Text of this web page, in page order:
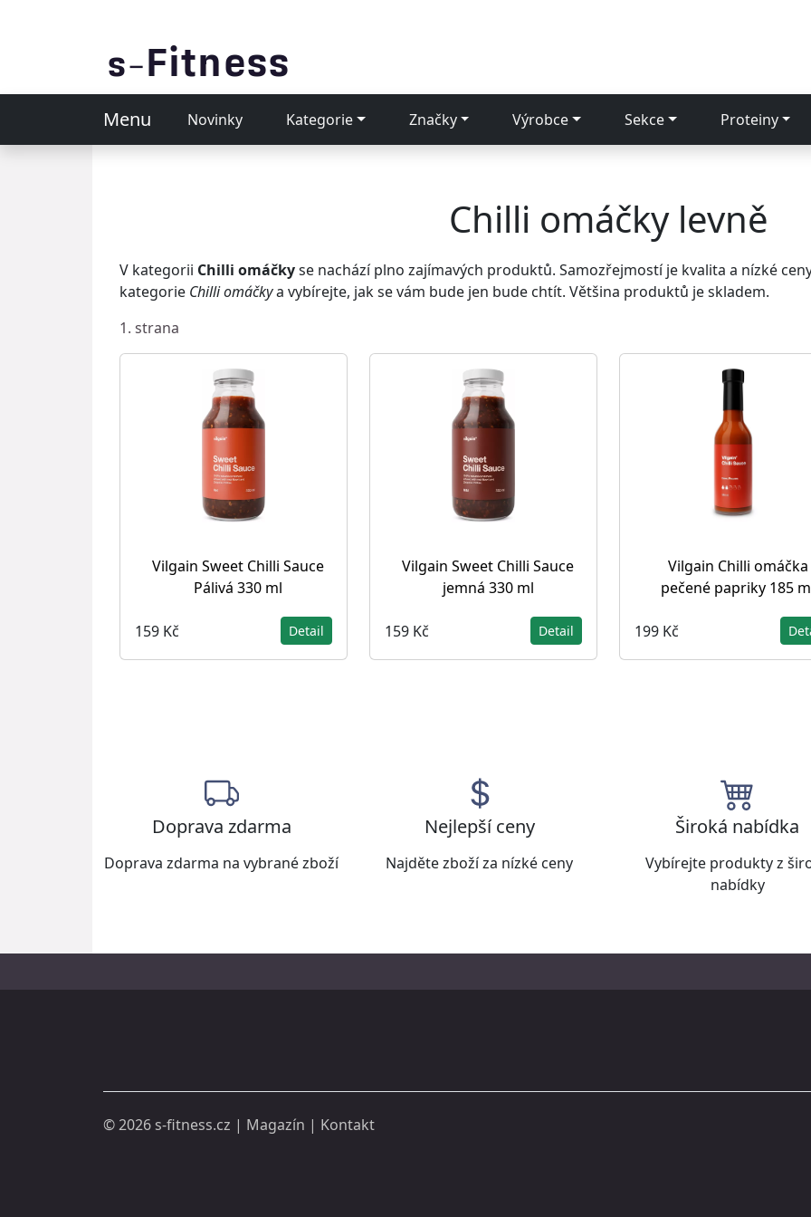
Menu Novinky Kategorie Značky Výrobce Sekce Proteiny
Chilli omáčky levně
V kategorii Chilli omáčkyse nachází plno zajímavých produktů. Samozřejmostí je kvalita a nízké
kategorie Chilli omáčkya vybírejte, jak se vám bude jen bude chtít. Většina produktů je skladem.
1. strana
Vilgain Sweet Chilli Sauce
Pálivá 330 ml
159 Kč Detail
Vilgain Sweet Chilli Sauce
jemná 330 ml
159 Kč Detail
Vilgain Chilli omáčka
pečené papriky 185
199 Kč
Doprava zdarma
Doprava zdarma na vybrané zboží
Nejlepší ceny
Najděte zboží za nízké ceny
Široká nabídka
Vybírejte produkty z
nabídky
© 2026 s-fitness.cz | Magazín | Kontakt